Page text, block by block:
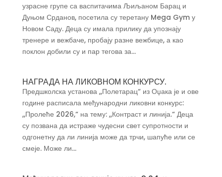
узрасне групе са васпитачима Љиљаном Барац и
Дуњом Срданов, посетила су теретану Mega Gym у
Новом Саду. Деца су имала прилику да упознају
тренере и вежбаче, пробају разне вежбице, а као
поклон добили су и пар тегова за...
НАГРАДА НА ЛИКОВНОМ КОНКУРСУ.
Предшколска установа ,,Полетарац“ из Оџака је и ове
године расписала међународни ликовни конкурс:
,,Пролеће 2026,“ на тему: ,,Контраст и линија.“ Деца
су позвана да истраже чудесни свет супротности и
одгонетну да ли линија може да трчи, шапуће или се
смеје. Може ли...